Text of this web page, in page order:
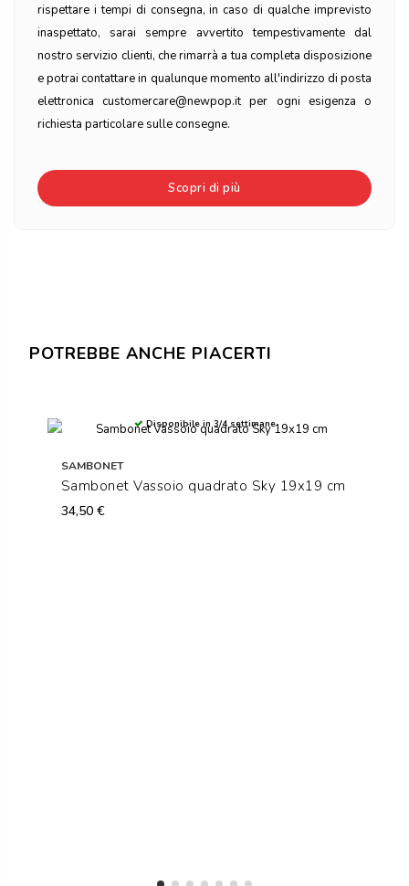
rispettare i tempi di consegna, in caso di qualche imprevisto
inaspettato, sarai sempre avvertito tempestivamente dal
nostro servizio clienti, che rimarrà a tua completa disposizione
e potrai contattare in qualunque momento all'indirizzo di posta
elettronica customercare@newpop.it per ogni esigenza o
richiesta particolare sulle consegne.
Scopri di più
POTREBBE ANCHE PIACERTI
Disponibile in 3/4 settimane
SAMBONET
Sambonet Vassoio quadrato Sky 19x19 cm
34,50 €